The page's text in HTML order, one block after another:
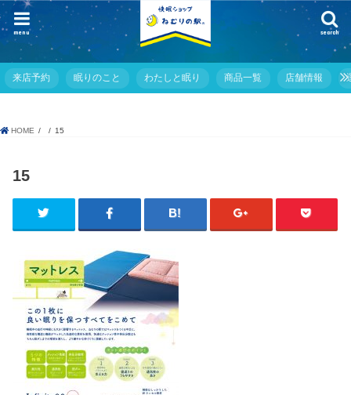
search
menu
来店予約 眠りのこと わたしと眠り 商品一覧 店舗情報
HOME 15
15